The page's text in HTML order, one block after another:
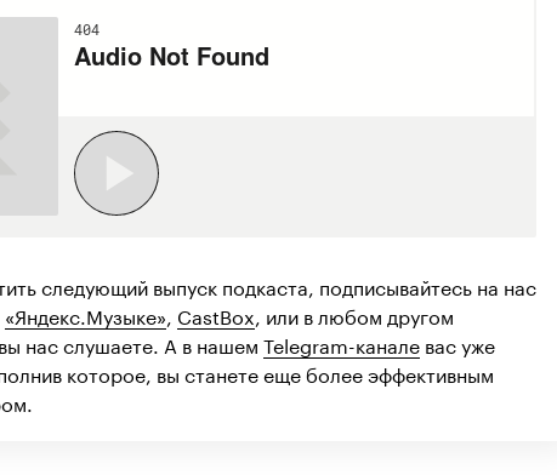
следующий выпуск подкаста, подписывайтесь на нас
«Яндекс.Музыке» CastBox , или в любом другом
нас слушаете. А в нашем Telegram-канале вас уже
которое, вы станете еще более эффективным